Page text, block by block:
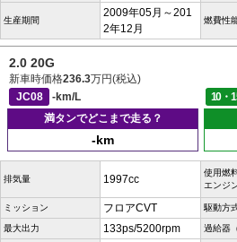
生産期間
2009年05月～201
2年12月
燃費性
2.0 20G
新車時価格236.3万円(税込)
JC08
-km/L 10・
満タンでどこまで走る？
-km
排気量 1997cc
使用燃
エンジ
ミッション フロアCVT 駆動方
最大出力 133ps/5200rpm 過給器